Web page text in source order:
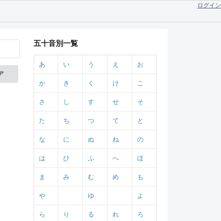
ログイン
五十音別一覧
あ い う え お
か き く け こ
さ し す せ そ
た ち つ て と
な に ぬ ね の
は ひ ふ へ ほ
ま み む め も
や ゆ よ
ら り る れ ろ